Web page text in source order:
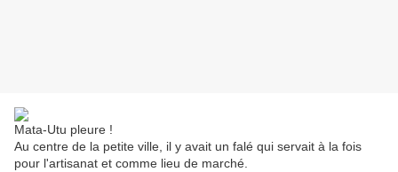
Mata-Utu pleure !
Au centre de la petite ville, il y avait un falé qui servait à la fois
pour l'artisanat et comme lieu de marché.